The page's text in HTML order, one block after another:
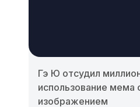
Гэ Ю отсудил
использование мема
изображением